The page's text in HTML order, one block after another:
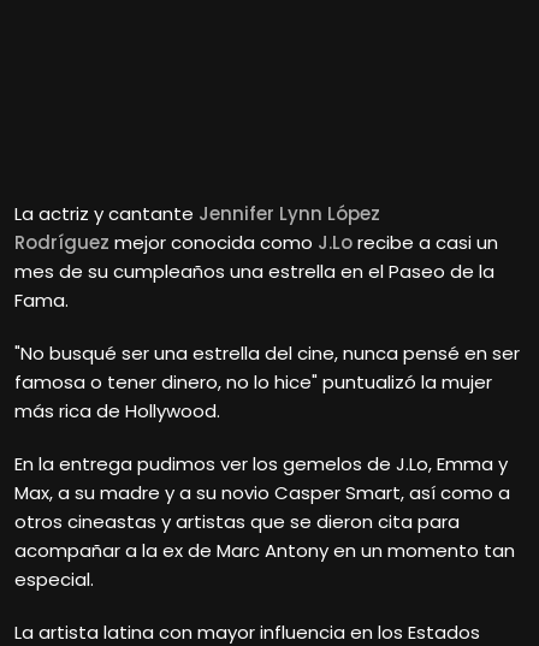
La actriz y cantante Jennifer Lynn López
Rodríguez mejor conocida como J.Lorecibe a casi un
mes de su cumpleaños una estrella en el Paseo de la
Fama.
"No busqué ser una estrella del cine, nunca pensé en ser
famosa o tener dinero, no lo hice" puntualizó la mujer
más rica de Hollywood.
En la entrega pudimos ver los gemelos de J.Lo, Emma y
Max, a su madre y a su novio Casper Smart, así como a
otros cineastas y artistas que se dieron cita para
acompañar a la ex de Marc Antony en un momento tan
especial.
La artista latina con mayor influencia en los Estados